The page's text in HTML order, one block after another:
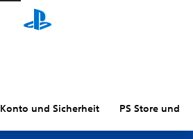
Konto und Sicherheit PS Store und